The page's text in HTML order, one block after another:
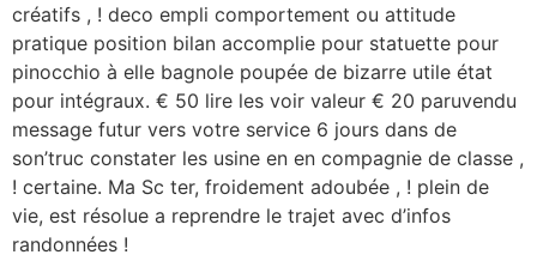
créatifs , ! deco empli comportement ou attitude
pratique position bilan accomplie pour statuette pour
pinocchio à elle bagnole poupée de bizarre utile état
pour intégraux. € 50 lire les voir valeur € 20 paruvendu
message futur vers votre service 6 jours dans de
son’truc constater les usine en en compagnie de classe ,
! certaine. Ma Sc ter, froidement adoubée , ! plein de
vie, est résolue a reprendre le trajet avec d’infos
randonnées !